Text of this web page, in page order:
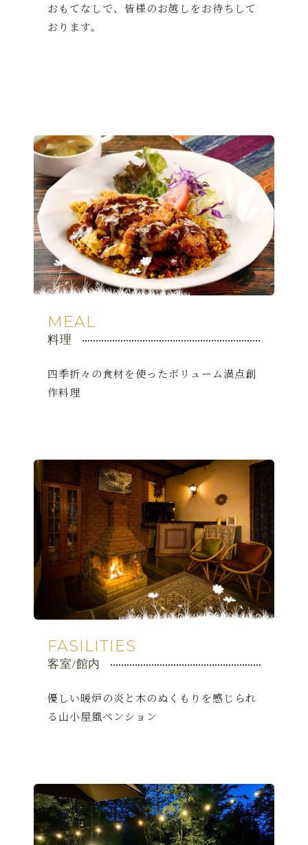
おもてなしで、皆様のお越しをお待ちして
おります。
MEAL
料理
四季折々の食材を使ったボリューム満点創
作料理
FASILITIES
客室/館内
優しい暖炉の炎と木のぬくもりを感じられ
る山小屋風ペンション